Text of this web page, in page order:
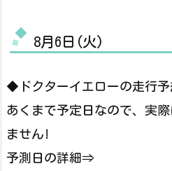
8月6日(火)
◆ドクターイエローの走行予
あくまで予定日なので、実
ません!
予測日の詳細⇒